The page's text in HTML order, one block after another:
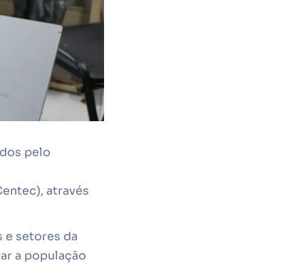
pelo
através
e setores da
a população